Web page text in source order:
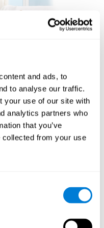
and ads, to
to analyse our traffic.
your use of our site with
analytics partners who
that you’ve
collected from your use
بناء مجتمع
الشطرنج
الجانب المجتمعي بعدًا
التعلم من بعضهم البعض
ربط اللاعبين عبر مستويات